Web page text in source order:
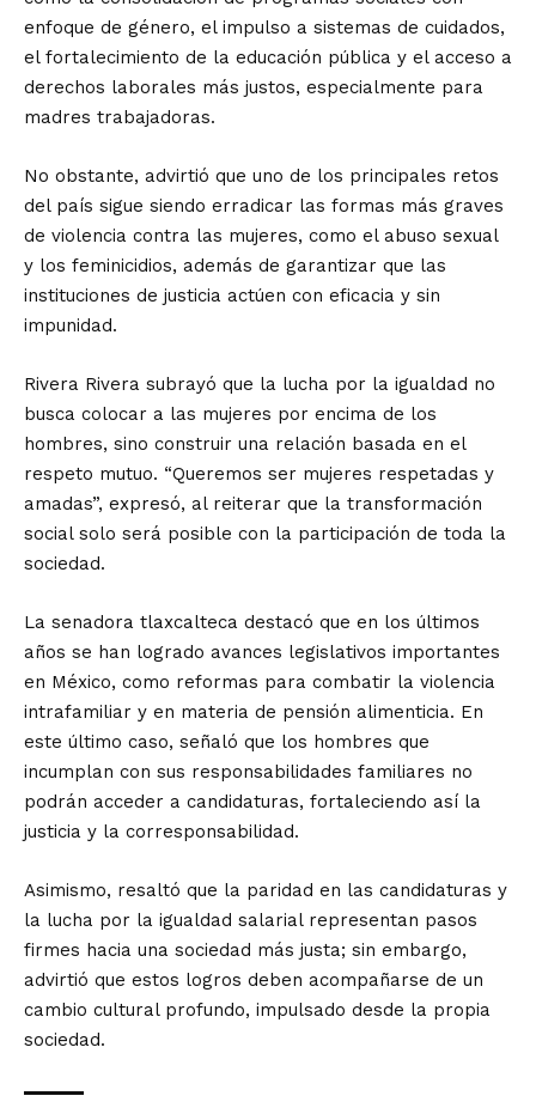
enfoque de género, el impulso a sistemas de cuidados,
el fortalecimiento de la educación pública y el acceso a
derechos laborales más justos, especialmente para
madres trabajadoras.
No obstante, advirtió que uno de los principales retos
del país sigue siendo erradicar las formas más graves
de violencia contra las mujeres, como el abuso sexual
y los feminicidios, además de garantizar que las
instituciones de justicia actúen con eficacia y sin
impunidad.
Rivera Rivera subrayó que la lucha por la igualdad no
busca colocar a las mujeres por encima de los
hombres, sino construir una relación basada en el
respeto mutuo. “Queremos ser mujeres respetadas y
amadas”, expresó, al reiterar que la transformación
social solo será posible con la participación de toda la
sociedad.
La senadora tlaxcalteca destacó que en los últimos
años se han logrado avances legislativos importantes
en México, como reformas para combatir la violencia
intrafamiliar y en materia de pensión alimenticia. En
este último caso, señaló que los hombres que
incumplan con sus responsabilidades familiares no
podrán acceder a candidaturas, fortaleciendo así la
justicia y la corresponsabilidad.
Asimismo, resaltó que la paridad en las candidaturas y
la lucha por la igualdad salarial representan pasos
firmes hacia una sociedad más justa; sin embargo,
advirtió que estos logros deben acompañarse de un
cambio cultural profundo, impulsado desde la propia
sociedad.